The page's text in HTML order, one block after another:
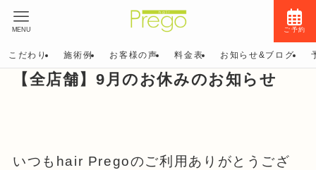
ご予約
MENU
こだわり 施術例 お客様の声 料金表 お知らせ&ブログ
【全店舗】9月のお休みのお知らせ
いつもhair Pregoのご利用ありがとうござ